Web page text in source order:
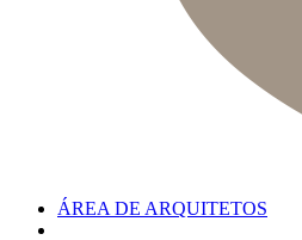
ÁREA DE ARQUITETOS